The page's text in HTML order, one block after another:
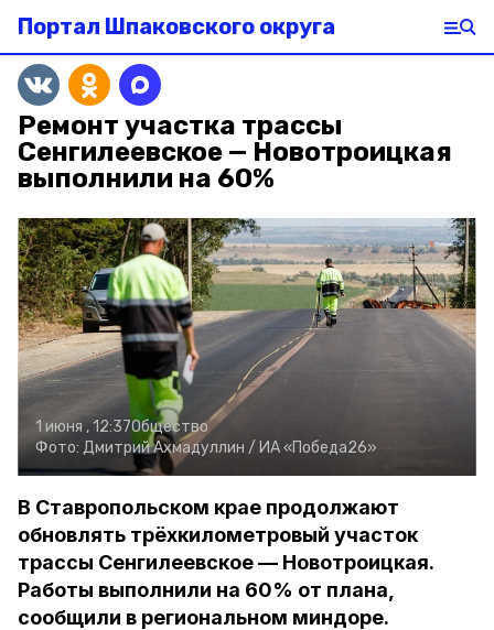
Портал Шпаковского округа
Ремонт участка трассы
Сенгилеевское — Новотроицкая
выполнили на 60%
1 июня , 12:37Общество
Фото: Дмитрий Ахмадуллин / ИА «Победа26»
В Ставропольском крае продолжают
обновлять трёхкилометровый участок
трассы Сенгилеевское — Новотроицкая.
Работы выполнили на 60% от плана,
сообщили в региональном миндоре.